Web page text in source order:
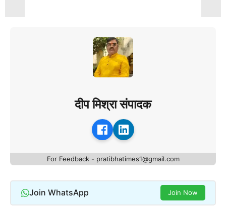
दीप मिश्रा संपादक
For Feedback - pratibhatimes1@gmail.com
Join WhatsApp Join Now